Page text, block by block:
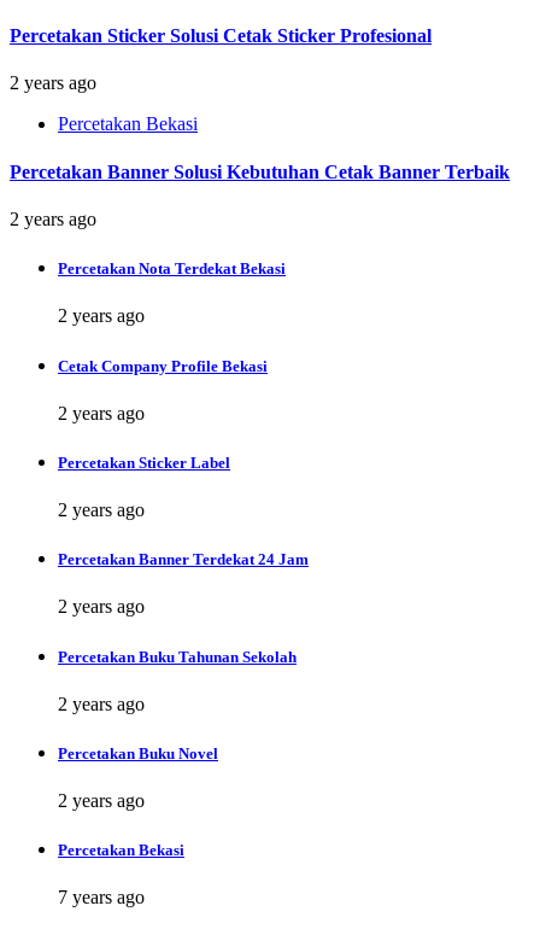
Percetakan Sticker Solusi Cetak Sticker Profesional
2 years ago
Percetakan Bekasi
Percetakan Banner Solusi Kebutuhan Cetak Banner Terbaik
2 years ago
Percetakan Nota Terdekat Bekasi
2 years ago
Cetak Company Profile Bekasi
2 years ago
Percetakan Sticker Label
2 years ago
Percetakan Banner Terdekat 24 Jam
2 years ago
Percetakan Buku Tahunan Sekolah
2 years ago
Percetakan Buku Novel
2 years ago
Percetakan Bekasi
7 years ago